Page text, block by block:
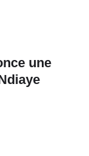
une